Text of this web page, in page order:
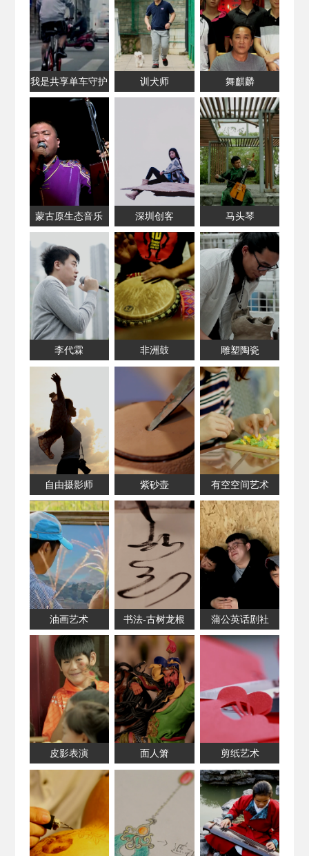
我是共享单车守护
者
训犬师 舞麒麟
蒙古原生态音乐 深圳创客 马头琴
李代霖 非洲鼓 雕塑陶瓷
自由摄影师 紫砂壶 有空空间艺术
油画艺术 书法-古树龙根 蒲公英话剧社
皮影表演 面人箫 剪纸艺术